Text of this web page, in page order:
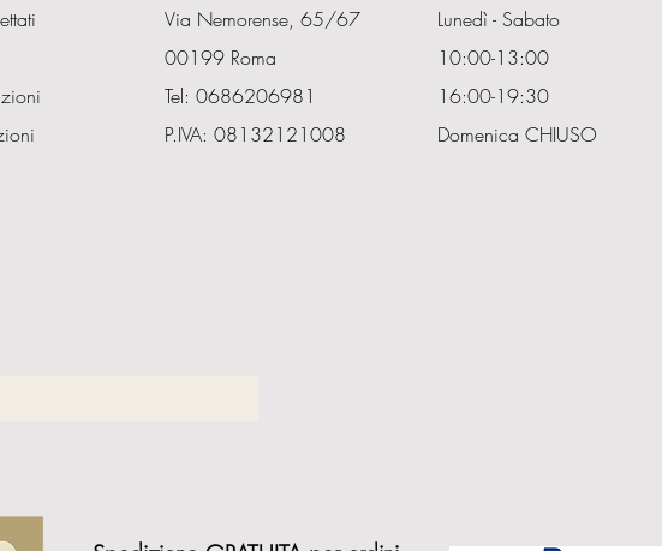
Via Nemorense, 65/67
00199 Roma
Tel: 0686206981
P.IVA: 08132121008
Lunedì - Sabato
10:00-13:00
16:00-19:30
Domenica CHIUSO